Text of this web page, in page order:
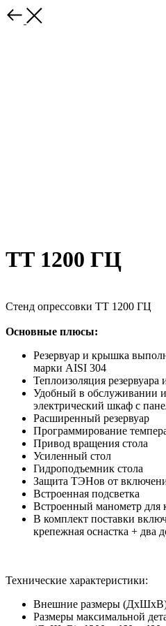
ТТ 1200 ГЦ
Стенд опрессовки ТТ 1200 ГЦ
Основные плюсы:
Резервуар и крышка
марки AISI 304
Теплоизоляция
Удобный в обслуживании
электрический шкаф с
Расширенный резервуар
Программирование
Привод вращения стола
Усиленный стол
Гидроподъемник стола
Защита ТЭНов от
Встроенная подсветка
Встроенный манометр для
В комплект поставки
крепежная оснастка + два
Технические характеристики:
Внешние размеры
Размеры максимальной